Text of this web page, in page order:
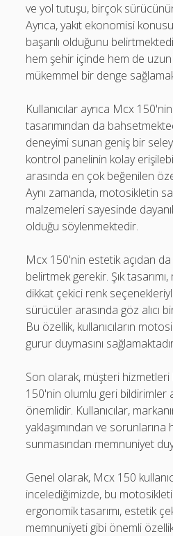
ve yol tutuşu, birçok
Ayrıca, yakıt ekonomisi
başarılı olduğunu
hem şehir içinde hem de
mükemmel bir denge
Kullanıcılar ayrıca Mcx
tasarımından da
deneyimi sunan geniş bir
kontrol panelinin kolay
arasında en çok beğenilen
Aynı zamanda, motosikletin
malzemeleri sayesinde
olduğu söylenmektedir.
Mcx 150'nin estetik açıdan
belirtmek gerekir. Şık
dikkat çekici renk
sürücüler arasında göz alıcı
Bu özellik, kullanıcıların
gurur duymasını
Son olarak, müşteri
150'nin olumlu geri bildirimler
önemlidir. Kullanıcılar,
yaklaşımından ve sorunlarına
sunmasından memnuniyet
Genel olarak, Mcx 150
incelediğimizde, bu
ergonomik tasarımı, estetik
memnuniyeti gibi önemli